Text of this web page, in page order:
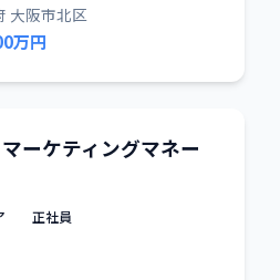
大阪市北区
万円
ーケティングマネー
正社員